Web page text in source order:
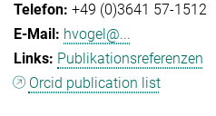
+49 (0)3641 57-1512
hvogel@...
Publikationsreferenzen
Orcid publication list